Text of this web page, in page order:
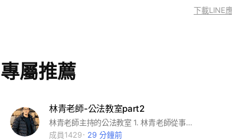
下載LINE
專屬推薦
林青老師-公法教室part2
林青老師主持的公法教室 1. 林青老師從事公法領域教學30年以上資歷，曾輔考10萬人以上考取公職。現任國立大學法律學系副教授，法學博士，研究專長為公法學相關領域。歷任通識學院院長、中心主任，各政府機關法學課程講座。 2.相關學術著作： （1）行政法理論與實務 （2）地方政府與政治 （3） 國籍與戶政法規 （4） 公務員法 （5） 中華民國憲法 （6） 地方立法權與地方自治 （7）法學緒論
成員1429
29 分鐘前